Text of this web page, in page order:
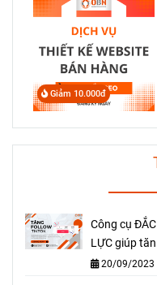
Giảm 10.000đ
Công cụ ĐẮC
LỰC giúp
FOLLOW
20/09/2023